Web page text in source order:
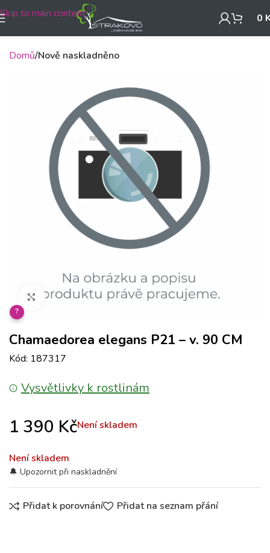
Skip to main content 0
Domů Nově naskladněno
Klikněte pro zvětšení
?
Chamaedorea elegans P21 – v. 90 CM
Kód: 187317
Vysvětlivky k rostlinám
1 390 KčNení skladem
Není skladem
Přidat k porovnání Přidat na seznam přání